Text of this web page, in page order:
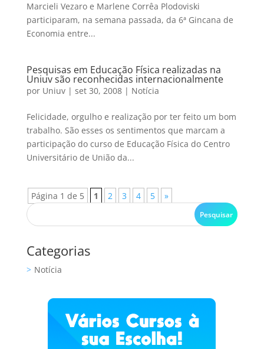
Marcieli Vezaro e Marlene Corrêa Plodoviski
participaram, na semana passada, da 6ª Gincana de
Economia entre...
Pesquisas em Educação Física realizadas na
Uniuv são reconhecidas internacionalmente
por Uniuv| set 30, 2008| Notícia
Felicidade, orgulho e realização por ter feito um bom
trabalho. São esses os sentimentos que marcam a
participação do curso de Educação Física do Centro
Universitário de União da...
Página 1 de 5 1 2 3 4 5 »
Categorias
Notícia